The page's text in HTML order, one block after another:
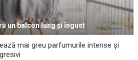
un balcon lung și îngust
mai greu parfumurile intense și